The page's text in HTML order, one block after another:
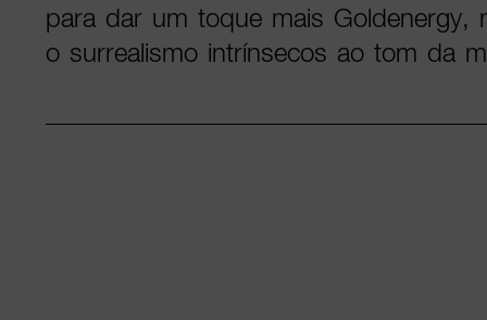
para dar um toque mais Goldenergy,
o surrealismo intrínsecos ao tom da